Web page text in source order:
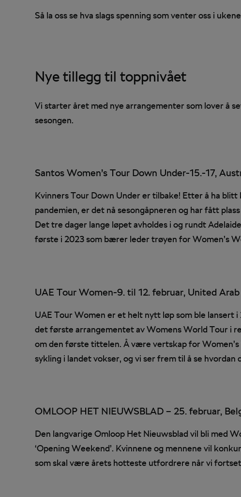
Så la oss se hva slags spenning som venter oss i
Nye tillegg til toppnivået
Vi starter året med nye arrangementer som lover å
sesongen.
Santos Women’s Tour Down Under-15.-17,
Kvinners Tour Down Under er tilbake! Etter å ha blitt
pandemien, er det nå sesongåpneren og har fått
Det tre dager lange løpet avholdes i og rundt
første i 2023 som bærer leder trøyen for Women’s
UAE Tour Women-9. til 12. februar, United
UAE Tour Women er et helt nytt løp som ble lansert
det første arrangementet av Womens World Tour i
om den første tittelen. Å være vertskap for
sykling i landet vokser, og vi ser frem til å se hvordan
OMLOOP HET NIEUWSBLAD – 25. februar,
Den langvarige Omloop Het Nieuwsblad vil bli med
‘Opening Weekend’. Kvinnene og mennene vil
som skal være årets hotteste utfordrere når vi